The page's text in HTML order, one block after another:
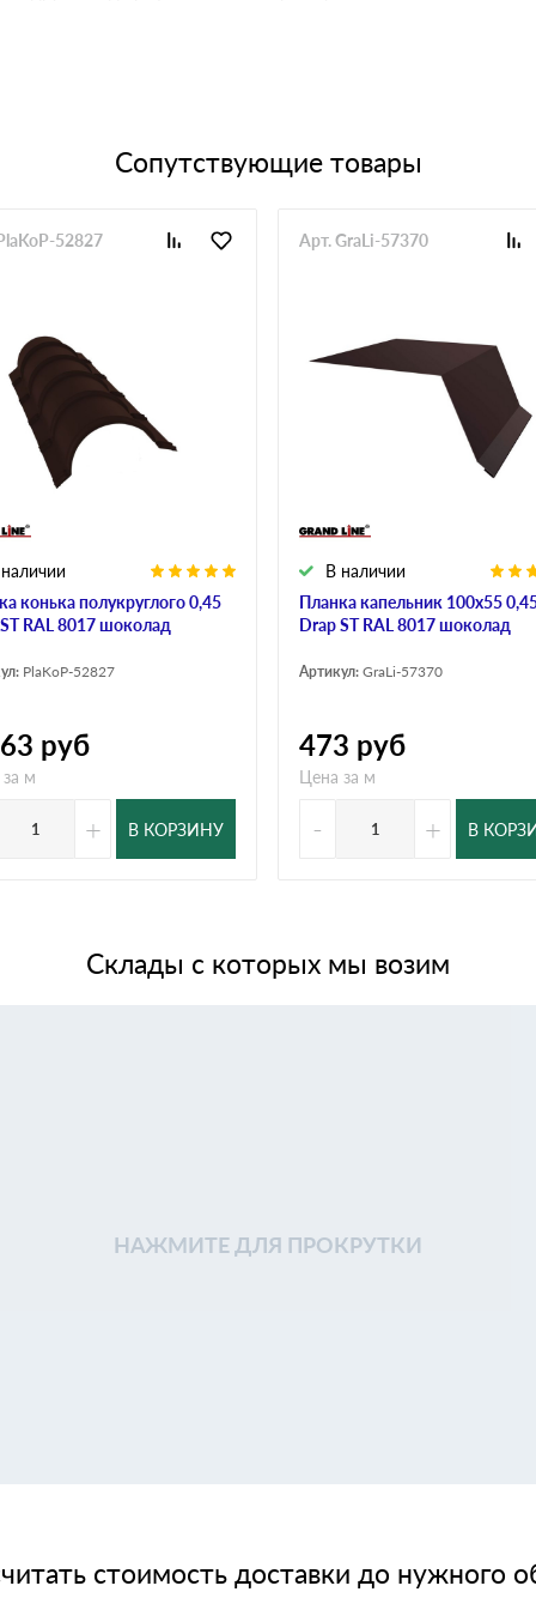
Сопутствующие товары
конька полукруглого 0,45
RAL 8017 шоколад
52827
PlaKoP-52827
руб
м
+ В КОРЗИНУ
Планка капельник 100х55
Drap ST RAL 8017 шоколад
В наличии
Арт. GraLi-57370
Артикул: GraLi-57370
473 руб
Цена за м
- + В
Склады с которых мы возим
НАЖМИТЕ ДЛЯ ПРОКРУТКИ
стоимость доставки до нужного